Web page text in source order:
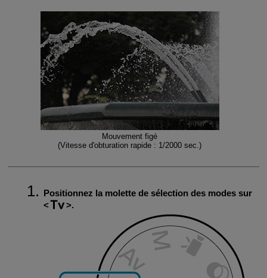
Mouvement figé
(Vitesse d'obturation rapide : 1/2000 sec.)
Positionnez la molette de sélection des modes sur
.